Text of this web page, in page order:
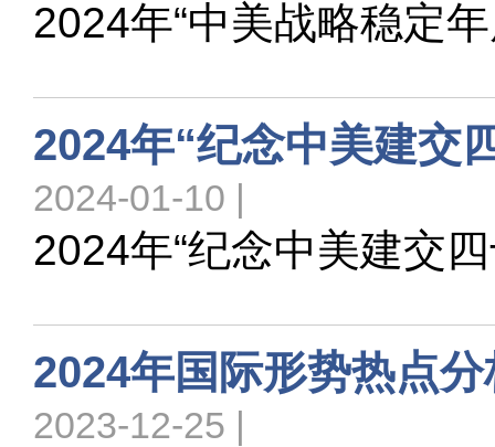
2024年“中美战略稳定
2024年“纪念中美建交
2024-01-10 |
2024年“纪念中美建交
2024年国际形势热点
2023-12-25 |